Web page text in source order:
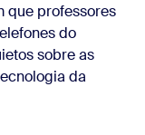
que professores
do
sobre as
da